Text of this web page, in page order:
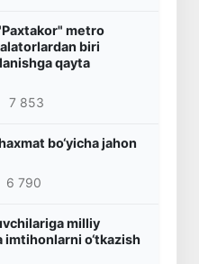
metro
biri
qayta
7 853
bo‘yicha jahon
6 790
milliy
o‘tkazish